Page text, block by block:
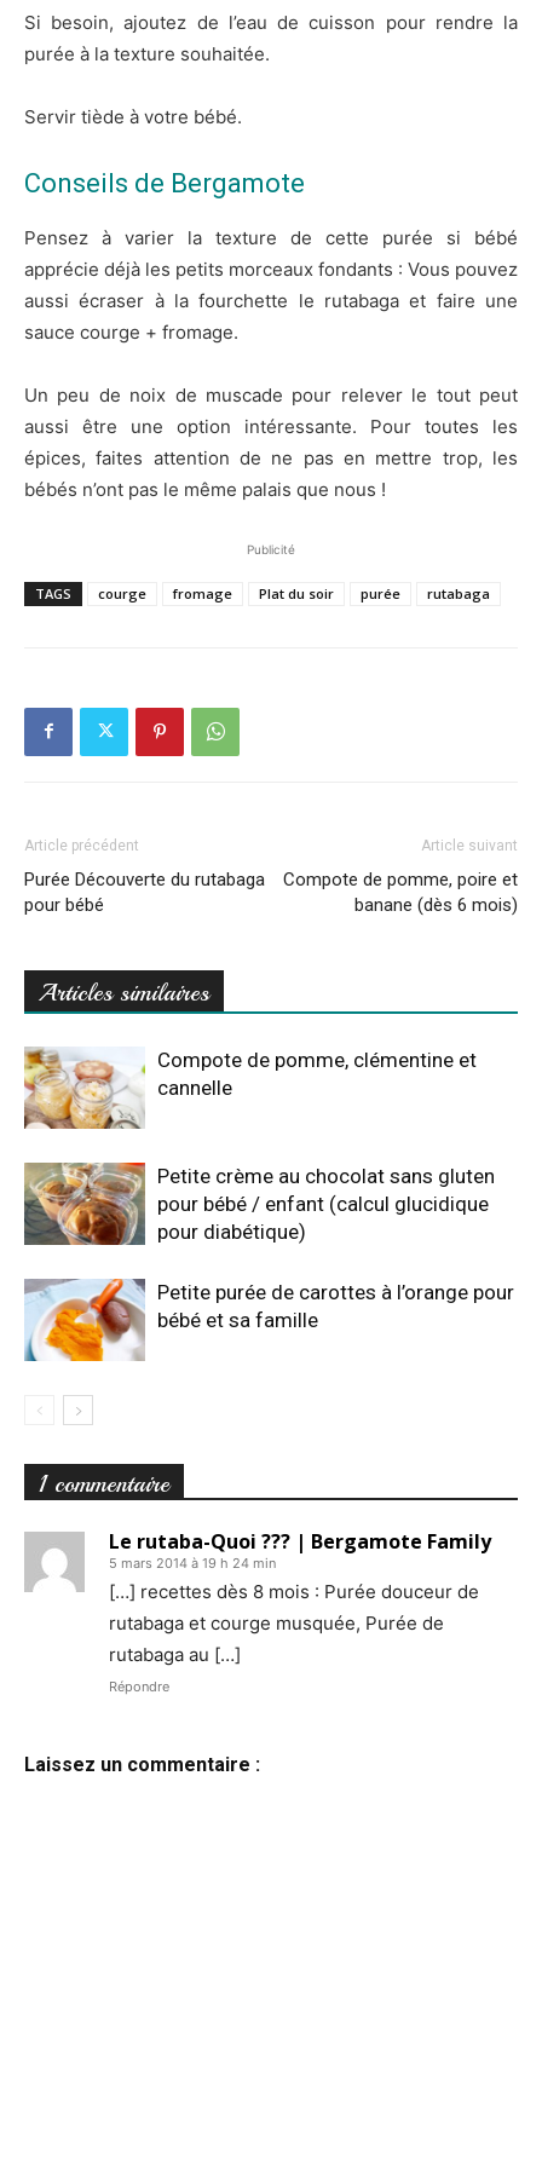
Si besoin, ajoutez de l’eau de cuisson pour rendre la
purée à la texture souhaitée.
Servir tiède à votre bébé.
Conseils de Bergamote
Pensez à varier la texture de cette purée si bébé
apprécie déjà les petits morceaux fondants : Vous pouvez
aussi écraser à la fourchette le rutabaga et faire une
sauce courge + fromage.
Un peu de noix de muscade pour relever le tout peut
aussi être une option intéressante. Pour toutes les
épices, faites attention de ne pas en mettre trop, les
bébés n’ont pas le même palais que nous !
Publicité
TAGS courge fromage Plat du soir purée rutabaga
Article précédent
Purée Découverte du rutabaga
pour bébé
Article suivant
Compote de pomme, poire et
banane (dès 6 mois)
Articles similaires
Compote de pomme, clémentine et
cannelle
Petite crème au chocolat sans gluten
pour bébé / enfant (calcul glucidique
pour diabétique)
Petite purée de carottes à l’orange pour
bébé et sa famille
1 commentaire
Le rutaba-Quoi ??? | Bergamote Family
5 mars 2014 à 19 h 24 min
[…] recettes dès 8 mois : Purée douceur de
rutabaga et courge musquée, Purée de
rutabaga au […]
Répondre
Laissez un commentaire :